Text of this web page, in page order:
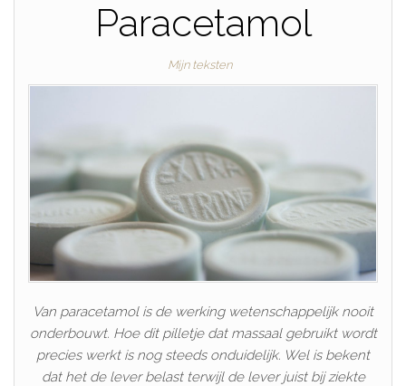
Paracetamol
Mijn teksten
Van paracetamol is de werking wetenschappelijk nooit
onderbouwt. Hoe dit pilletje dat massaal gebruikt wordt
precies werkt is nog steeds onduidelijk. Wel is bekent
dat het de lever belast terwijl de lever juist bij ziekte